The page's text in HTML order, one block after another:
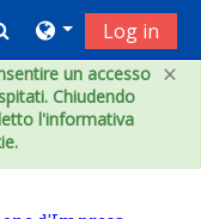
×
un accesso
Chiudendo
l'informativa
Toggle search
Log in